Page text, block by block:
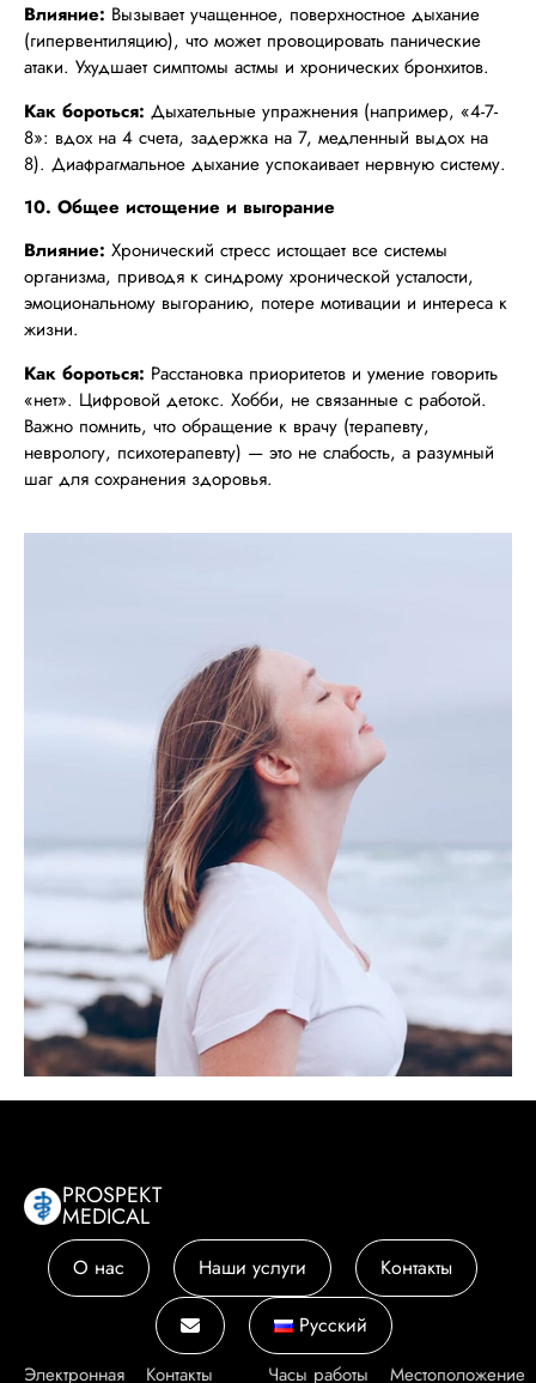
Влияние: Вызывает учащенное, поверхностное дыхание
(гипервентиляцию), что может провоцировать панические
атаки. Ухудшает симптомы астмы и хронических бронхитов.
Как бороться: Дыхательные упражнения (например, «4-7-
8»: вдох на 4 счета, задержка на 7, медленный выдох на
8). Диафрагмальное дыхание успокаивает нервную систему.
10. Общее истощение и выгорание
Влияние: Хронический стресс истощает все системы
организма, приводя к синдрому хронической усталости,
эмоциональному выгоранию, потере мотивации и интереса к
жизни.
Как бороться: Расстановка приоритетов и умение говорить
«нет». Цифровой детокс. Хобби, не связанные с работой.
Важно помнить, что обращение к врачу (терапевту,
неврологу, психотерапевту) — это не слабость, а разумный
шаг для сохранения здоровья.
PROSPEKT
MEDICAL
О нас Наши услуги Контакты
Русский
Электронная Контакты Часы работы Местоположение